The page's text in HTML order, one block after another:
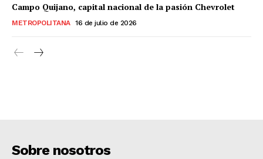
Campo Quijano, capital nacional de la pasión Chevrolet
METROPOLITANA 16 de julio de 2026
Sobre nosotros